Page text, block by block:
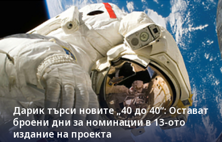
Дарик търси новите „40 до 40“: Остават
броени дни за номинации в 13-ото
издание на проекта